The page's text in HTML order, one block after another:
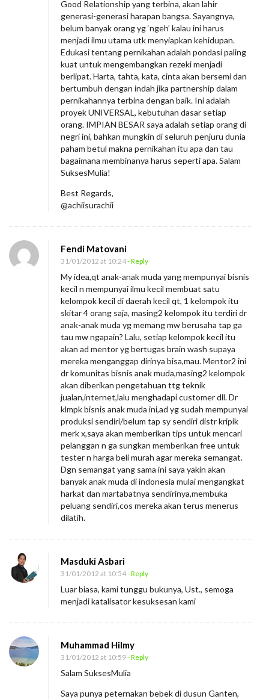
Good Relationship yang terbina, akan lahir
generasi-generasi harapan bangsa. Sayangnya,
belum banyak orang yg ‘ngeh’ kalau ini harus
menjadi ilmu utama utk menyiapkan kehidupan.
Edukasi tentang pernikahan adalah pondasi paling
kuat untuk mengembangkan rezeki menjadi
berlipat. Harta, tahta, kata, cinta akan bersemi dan
bertumbuh dengan indah jika partnership dalam
pernikahannya terbina dengan baik. Ini adalah
proyek UNIVERSAL, kebutuhan dasar setiap
orang. IMPIAN BESAR saya adalah setiap orang di
negri ini, bahkan mungkin di seluruh penjuru dunia
paham betul makna pernikahan itu apa dan tau
bagaimana membinanya harus seperti apa. Salam
SuksesMulia!
Best Regards,
@achiisurachii
Fendi Matovani
31/01/2012 at 10:24- Reply
My idea,qt anak-anak muda yang mempunyai bisnis
kecil n mempunyai ilmu kecil membuat satu
kelompok kecil di daerah kecil qt, 1 kelompok itu
skitar 4 orang saja, masing2 kelompok itu terdiri dr
anak-anak muda yg memang mw berusaha tap ga
tau mw ngapain? Lalu, setiap kelompok kecil itu
akan ad mentor yg bertugas brain wash supaya
mereka menganggap dirinya bisa,mau. Mentor2 ini
dr komunitas bisnis anak muda,masing2 kelompok
akan diberikan pengetahuan ttg teknik
jualan,internet,lalu menghadapi customer dll. Dr
klmpk bisnis anak muda ini,ad yg sudah mempunyai
produksi sendiri/belum tap sy sendiri distr kripik
merk x,saya akan memberikan tips untuk mencari
pelanggan n ga sungkan memberikan free untuk
tester n harga beli murah agar mereka semangat.
Dgn semangat yang sama ini saya yakin akan
banyak anak muda di indonesia mulai mengangkat
harkat dan martabatnya sendirinya,membuka
peluang sendiri,cos mereka akan terus menerus
dilatih.
Masduki Asbari
31/01/2012 at 10:54- Reply
Luar biasa, kami tunggu bukunya, Ust., semoga
menjadi katalisator kesuksesan kami
Muhammad Hilmy
31/01/2012 at 10:59- Reply
Salam SuksesMulia
Saya punya peternakan bebek di dusun Ganten,